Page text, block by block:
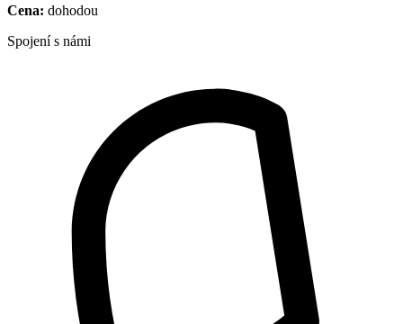
Cena: dohodou
Spojení s námi